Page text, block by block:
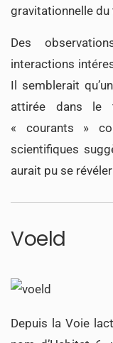
gravitationnelle
Des
interactions
Il semblerait
attirée dans le
« courants »
scientifiques
aurait pu se
Voeld
Depuis la Voie